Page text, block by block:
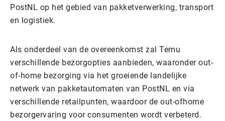
PostNL op het gebied van pakketverwerking, transport
en logistiek.
Als onderdeel van de overeenkomst zal Temu
verschillende bezorgopties aanbieden, waaronder out-
of-home bezorging via het groeiende landelijke
netwerk van pakketautomaten van PostNL en via
verschillende retailpunten, waardoor de out-ofhome
bezorgervaring voor consumenten wordt verbeterd.